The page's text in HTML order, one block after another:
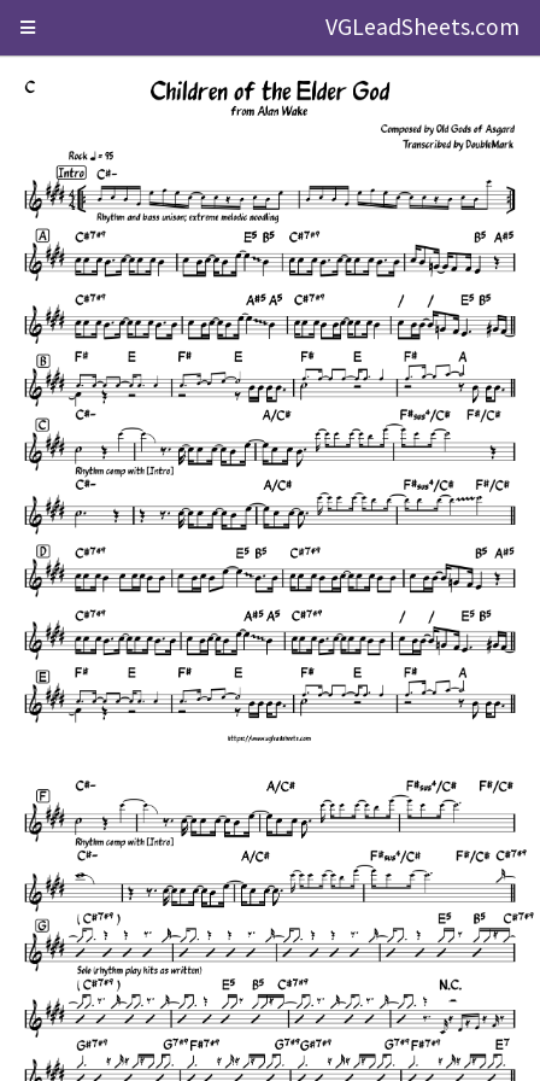
VGLeadSheets.com